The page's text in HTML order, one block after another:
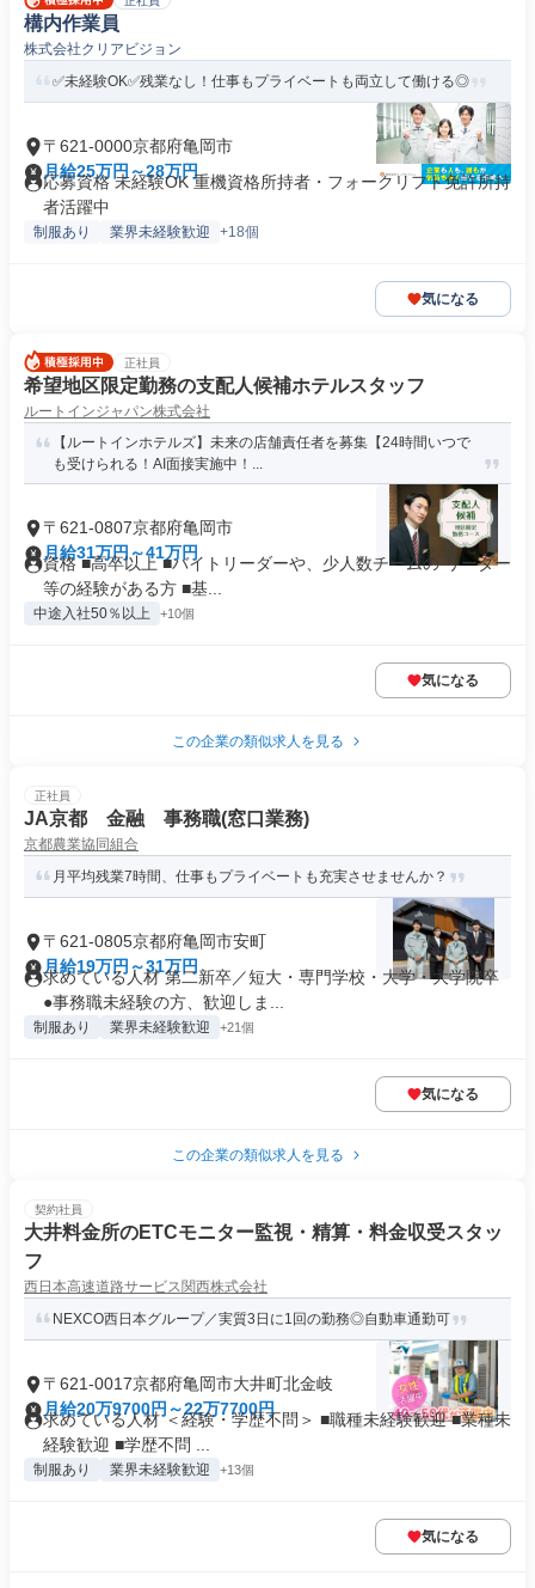
構内作業員
株式会社クリアビジョン
✅未経験OK✅残業なし！仕事もプライベートも両立して働ける◎
〒621-0000京都府亀岡市
月給25万円～28万円
応募資格 未経験OK 重機資格所持者・フォークリフト免許所持
者活躍中
制服あり 業界未経験歓迎 +18個
気になる
正社員
希望地区限定勤務の支配人候補ホテルスタッフ
ルートインジャパン株式会社
【ルートインホテルズ】未来の店舗責任者を募集【24時間いつで
も受けられる！AI面接実施中！...
〒621-0807京都府亀岡市
月給31万円～41万円
資格 ■高卒以上 ■バイトリーダーや、少人数チームの リーダー
等の経験がある方 ■基...
中途入社50％以上 +10個
気になる
この企業の類似求人を見る
正社員
JA京都 金融 事務職(窓口業務)
京都農業協同組合
月平均残業7時間、仕事もプライベートも充実させませんか？
〒621-0805京都府亀岡市安町
月給19万円～31万円
求めている人材 第二新卒／短大・専門学校・大学・大学院卒
●事務職未経験の方、歓迎しま...
制服あり 業界未経験歓迎 +21個
気になる
この企業の類似求人を見る
契約社員
大井料金所のETCモニター監視・精算・料金収受スタッ
フ
西日本高速道路サービス関西株式会社
NEXCO西日本グループ／実質3日に1回の勤務◎自動車通勤可
〒621-0017京都府亀岡市大井町北金岐
月給20万9700円～22万7700円
求めている人材 ＜経験・学歴不問＞ ■職種未経験歓迎 ■業種未
経験歓迎 ■学歴不問 ...
制服あり 業界未経験歓迎 +13個
気になる